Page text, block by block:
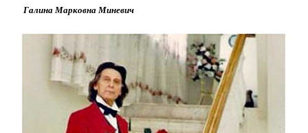
Галина Марковна Миневич